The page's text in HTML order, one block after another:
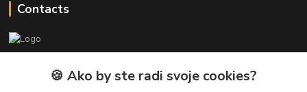
Contacts
🍪 Ako by ste radi svoje cookies?